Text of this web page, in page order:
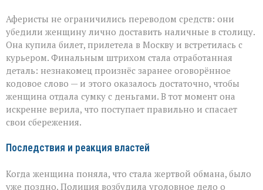
Аферисты не ограничились переводом средств: они
убедили женщину лично доставить наличные в столицу.
Она купила билет, прилетела в Москву и встретилась с
курьером. Финальным штрихом стала отработанная
деталь: незнакомец произнёс заранее оговорённое
кодовое слово — и этого оказалось достаточно, чтобы
женщина отдала сумку с деньгами. В тот момент она
искренне верила, что поступает правильно и спасает
свои сбережения.
Последствия и реакция властей
Когда женщина поняла, что стала жертвой обмана, было
уже поздно. Полиция возбудила уголовное дело о